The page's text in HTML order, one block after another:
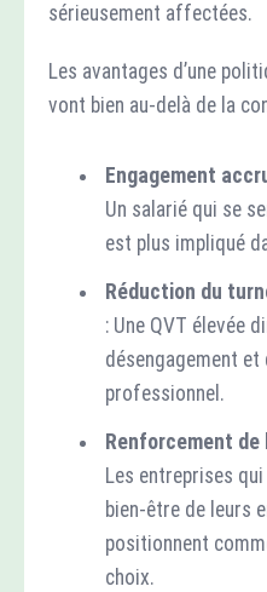
sérieusement affectées.
Les avantages d’une
vont bien au-delà de la
Engagement
Un salarié qui se
est plus impliqué
Réduction du
: Une QVT élevée
désengagement et
professionnel.
Renforcement de
Les entreprises
bien-être de leurs
positionnent
choix.